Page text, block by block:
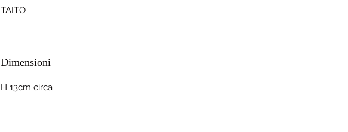
TAITO
Dimensioni
H 13cm circa